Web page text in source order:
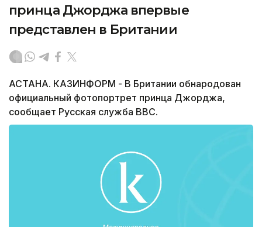
принца Джорджа впервые
представлен в Британии
АСТАНА. КАЗИНФОРМ - В Британии обнародован
официальный фотопортрет принца Джорджа,
сообщает Русская служба ВВС.